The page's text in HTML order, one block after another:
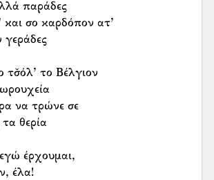
να ’φτάει πολλά παράδες
σο καρδόπον ατ’
γεράδες
τσ̌όλ’ το Βέλγιον
να τρώνε σε
θερία
έρχουμαι,
έλα σο τρένον, έλα!